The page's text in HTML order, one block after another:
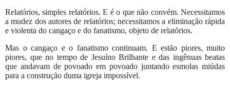
Relatórios, simples relatórios. E é o que não convém. Necessitamos
a mudez dos autores de relatórios; necessitamos a eliminação rápida
e violenta do cangaço e do fanatismo, objeto de relatórios.
Mas o cangaço e o fanatismo continuam. E estão piores, muito
piores, que no tempo de Jesuíno Brilhante e das ingênuas beatas
que andavam de povoado em povoado juntando esmolas miúdas
para a construção duma igreja impossível.